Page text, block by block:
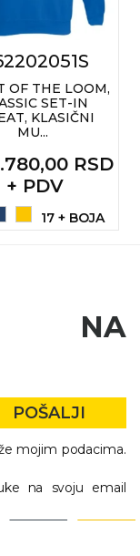
OF THE LOOM,
SET-IN
KLASIČNI
MU...
RSD
+ PDV
17 + BOJA
NA
POŠALJI
mojim podacima.
na svoju email